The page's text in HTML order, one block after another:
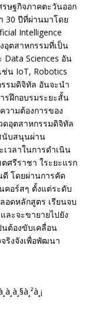
ษฐกิจภาคตะวันออก
30 ปีที่ผ่านมาโดย
Intelligence
อุตสาหกรรมที่เป็น
Data Sciences อัน
น IoT, Robotics
รมดิจิทัล อันจะนำ
รฝึกอบรมระยะสั้น
วามต้องการของ
ดอุตสาหกรรมดิจิทัล
นับสนุนผ่าน
เวลาในการดำเนิน
ศรีราชา ใระยะแรก
โดยผ่านการคัด
คอร์สๆ ตั้งแต่ระดับ
อดหลักสูตร เรียนจบ
ละจะขายายไปยัง
นต้องขับเคลื่อน
ริงจังเพื่อพัฒนา